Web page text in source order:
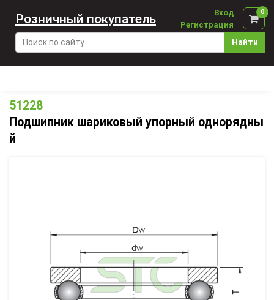
Найти
Вход
Регистрация
0
Розничный покупатель
51228
Подшипник шариковый упорный однорядны
й